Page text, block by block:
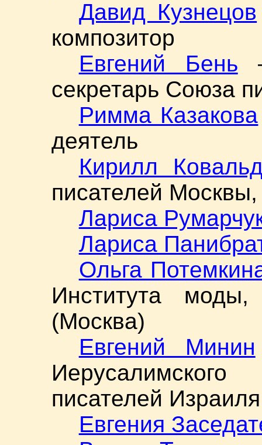
Давид Кузнецов
композитор
Евгений Бень
секретарь Союза
Римма Казакова
деятель
Кирилл
писателей Москвы,
Лариса
Лариса
Ольга
Института
(Москва)
Евгений Минин
писателей Израиля
Евгения